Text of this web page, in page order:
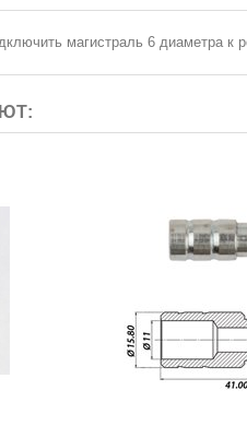
магистраль 6 диаметра к